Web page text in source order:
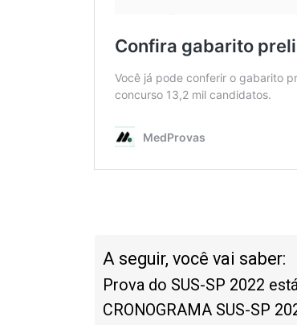
A seguir, você vai saber:
Prova do SUS-SP 2022
CRONOGRAMA SUS-SP